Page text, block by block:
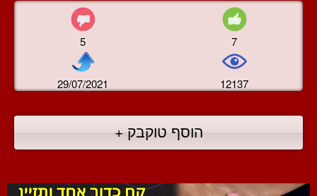
5 7
29/07/2021 12137
הוסף טוקבק +